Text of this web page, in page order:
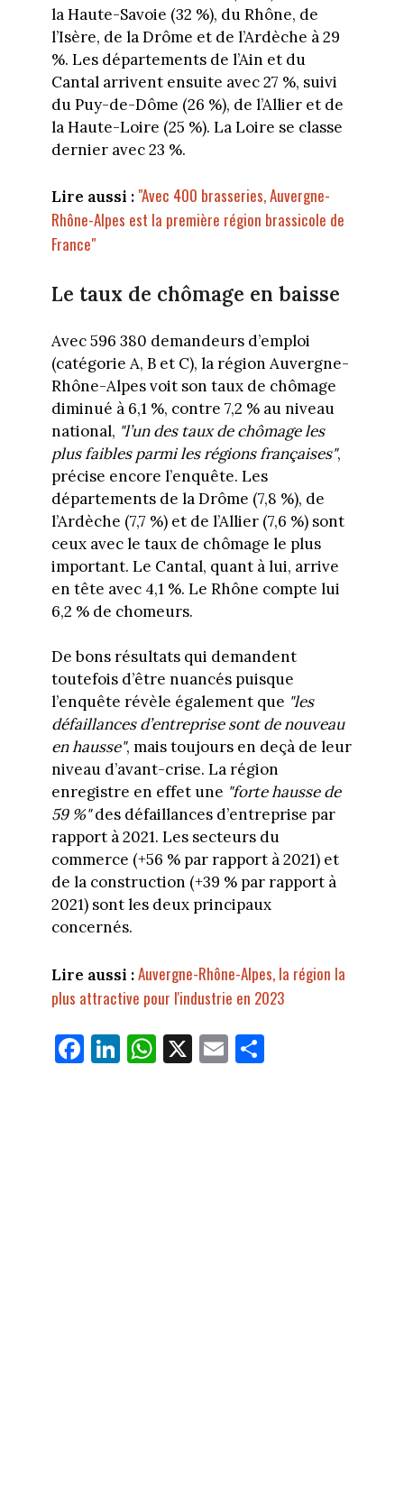
la Haute-Savoie (32 %), du Rhône, de
l’Isère, de la Drôme et de l’Ardèche à 29
%. Les départements de l’Ain et du
Cantal arrivent ensuite avec 27 %, suivi
du Puy-de-Dôme (26 %), de l’Allier et de
la Haute-Loire (25 %). La Loire se classe
dernier avec 23 %.
Lire aussi : "Avec 400 brasseries, Auvergne-
Rhône-Alpes est la première région brassicole de
France"
Le taux de chômage en baisse
Avec 596 380 demandeurs d’emploi
(catégorie A, B et C), la région Auvergne-
Rhône-Alpes voit son taux de chômage
diminué à 6,1 %, contre 7,2 % au niveau
national, "l’un des taux de chômage les
plus faibles parmi les régions françaises",
précise encore l’enquête. Les
départements de la Drôme (7,8 %), de
l’Ardèche (7,7 %) et de l’Allier (7,6 %) sont
ceux avec le taux de chômage le plus
important. Le Cantal, quant à lui, arrive
en tête avec 4,1 %. Le Rhône compte lui
6,2 % de chomeurs.
De bons résultats qui demandent
toutefois d’être nuancés puisque
l’enquête révèle également que "les
défaillances d’entreprise sont de nouveau
en hausse", mais toujours en deçà de leur
niveau d’avant-crise. La région
enregistre en effet une "forte hausse de
59 %"des défaillances d’entreprise par
rapport à 2021. Les secteurs du
commerce (+56 % par rapport à 2021) et
de la construction (+39 % par rapport à
2021) sont les deux principaux
concernés.
Lire aussi :Auvergne-Rhône-Alpes, la région la
plus attractive pour l'industrie en 2023
Fa
ce
Li
nk
W
ha
X E
m
Pa